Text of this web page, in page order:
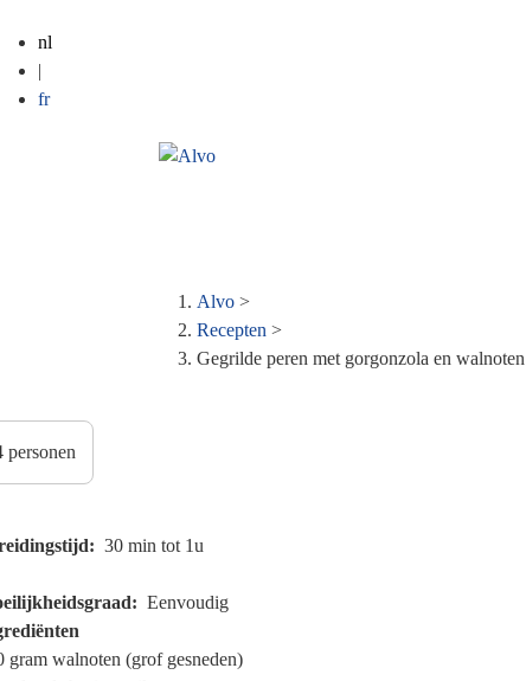
nl
|
fr
Kruimelpad
Alvo >
Recepten >
Gegrilde peren met gorgonzola en walnoten
30 min tot 1u
Eenvoudig
gram walnoten (grof gesneden)